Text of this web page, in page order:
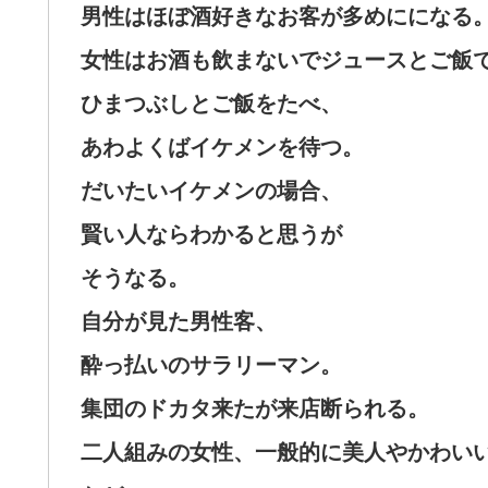
男性はほぼ酒好きなお客が多めにになる。
女性はお酒も飲まないでジュースとご飯
ひまつぶしとご飯をたべ、
あわよくばイケメンを待つ。
だいたいイケメンの場合、
賢い人ならわかると思うが
そうなる。
自分が見た男性客、
酔っ払いのサラリーマン。
集団のドカタ来たが来店断られる。
二人組みの女性、一般的に美人やかわい